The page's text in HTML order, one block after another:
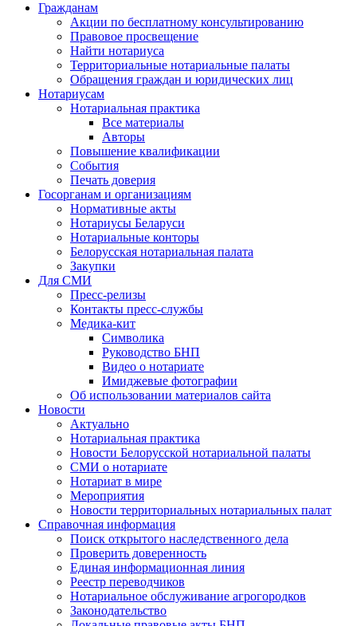
Гражданам
Акции по бесплатному консультированию
Правовое просвещение
Найти нотариуса
Территориальные нотариальные палаты
Обращения граждан и юридических лиц
Нотариусам
Нотариальная практика
Все материалы
Авторы
Повышение квалификации
События
Печать доверия
Госорганам и организациям
Нормативные акты
Нотариусы Беларуси
Нотариальные конторы
Белорусская нотариальная палата
Закупки
Для СМИ
Пресс-релизы
Контакты пресс-службы
Медика-кит
Символика
Руководство БНП
Видео о нотариате
Имиджевые фотографии
Об использовании материалов сайта
Новости
Актуально
Нотариальная практика
Новости Белорусской нотариальной палаты
СМИ о нотариате
Нотариат в мире
Мероприятия
Новости территориальных нотариальных палат
Справочная информация
Поиск открытого наследственного дела
Проверить доверенность
Единая информационная линия
Реестр переводчиков
Нотариальное обслуживание агрогородков
Законодательство